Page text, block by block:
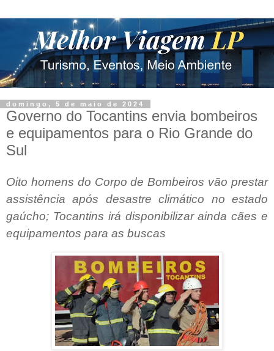
domingo, 5 de maio de 2024
Governo do Tocantins envia bombeiros
e equipamentos para o Rio Grande do
Sul
Oito homens do Corpo de Bombeiros vão prestar
assistência após desastre climático no estado
gaúcho; Tocantins irá disponibilizar ainda cães e
equipamentos para as buscas